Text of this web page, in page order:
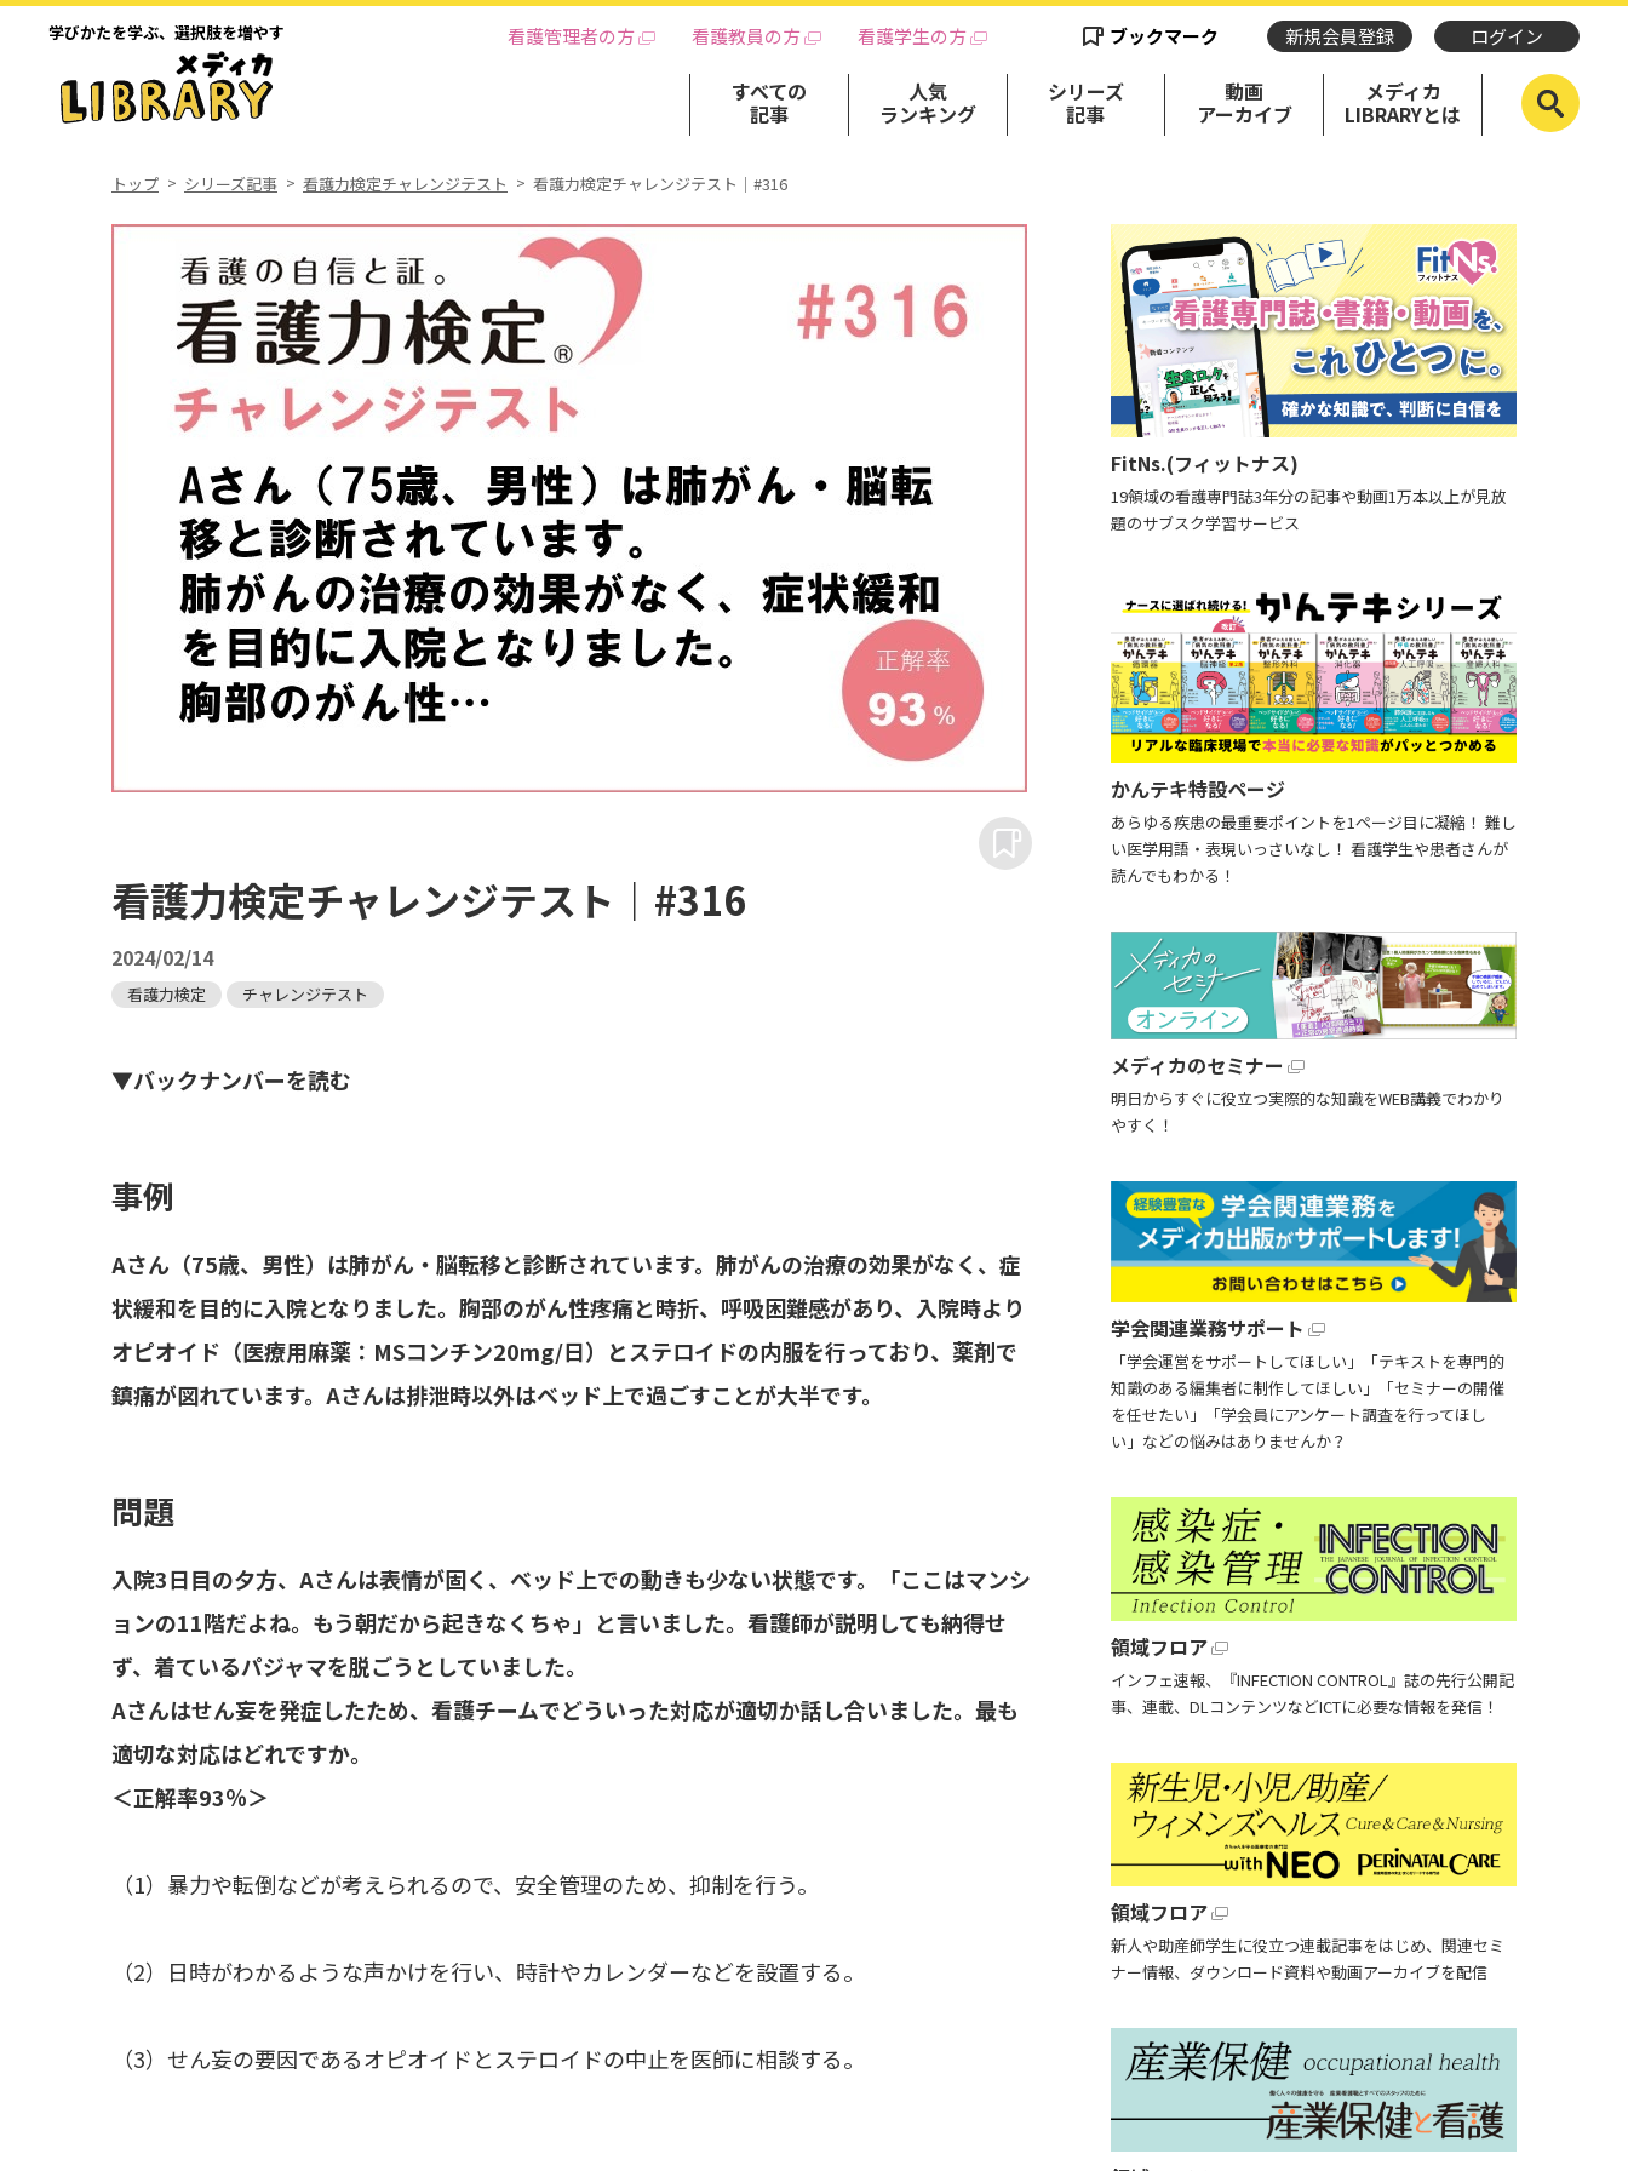
学びかたを学ぶ、 選択肢を増やす 看護管理者の方 看護教員の方 看護学生の方 ブックマーク 新規会員登録 ログイン
すべての
記事
人気
ランキング
シリーズ
記事
動画
アーカイブ
メディカ
LIBRARYとは
トップ シリーズ記事 看護力検定チャレンジテスト 看護力検定チャレンジテスト｜#316
看護力検定チャレンジテスト｜#316
2024/02/14
看護力検定 チャレンジテスト
▼バックナンバーを読む
事例
Aさん（75歳、男性）は肺がん・脳転移と診断されています。肺がんの治療の効果がなく、症
状緩和を目的に入院となりました。胸部のがん性疼痛と時折、呼吸困難感があり、入院時より
オピオイド（医療用麻薬：MSコンチン20mg/日）とステロイドの内服を行っており、薬剤で
鎮痛が図れています。Aさんは排泄時以外はベッド上で過ごすことが大半です。
問題
入院3日目の夕方、Aさんは表情が固く、ベッド上での動きも少ない状態です。「ここはマンシ
ョンの11階だよね。もう朝だから起きなくちゃ」と言いました。看護師が説明しても納得せ
ず、着ているパジャマを脱ごうとしていました。
Aさんはせん妄を発症したため、看護チームでどういった対応が適切か話し合いました。最も
適切な対応はどれですか。
＜正解率93％＞
（1）暴力や転倒などが考えられるので、安全管理のため、抑制を行う。
（2）日時がわかるような声かけを行い、時計やカレンダーなどを設置する。
（3）せん妄の要因であるオピオイドとステロイドの中止を医師に相談する。
FitNs.(フィットナス)
19領域の看護専門誌3年分の記事や動画1万本以上が見放
題のサブスク学習サービス
かんテキ特設ページ
あらゆる疾患の最重要ポイントを1ページ目に凝縮！ 難し
い医学用語・表現いっさいなし！ 看護学生や患者さんが
読んでもわかる！
メディカのセミナー
明日からすぐに役立つ実際的な知識をWEB講義でわかり
やすく！
学会関連業務サポート
「学会運営をサポートしてほしい」「テキストを専門的
知識のある編集者に制作してほしい」「セミナーの開催
を任せたい」「学会員にアンケート調査を行ってほし
い」などの悩みはありませんか？
領域フロア
インフェ速報、『INFECTION CONTROL』誌の先行公開記
事、連載、DLコンテンツなどICTに必要な情報を発信！
領域フロア
新人や助産師学生に役立つ連載記事をはじめ、関連セミ
ナー情報、ダウンロード資料や動画アーカイブを配信